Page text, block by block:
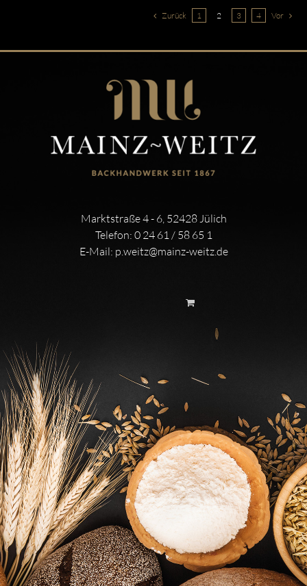
Zurück 1 2 3 4 Vor
Marktstraße 4 - 6, 52428 Jülich
Telefon: 0 24 61 / 58 65 1
E-Mail: p.weitz@mainz-weitz.de